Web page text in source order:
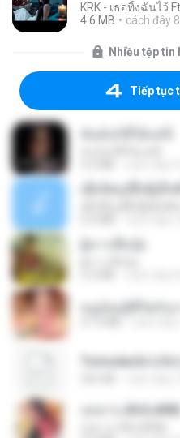
KRK - เธอทิ้งฉันไว้
4.6 MB
cách đây
Nhiều tệp tin
Tiếp tục
หนูน้อยสู้ชีวิตกับ
กุหลาบ (KULARB)